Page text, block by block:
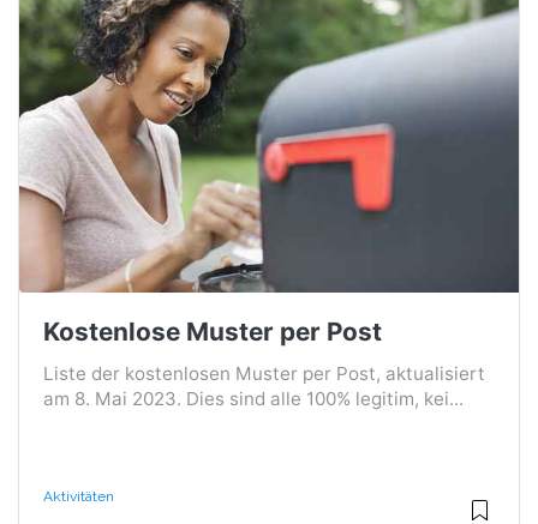
Kostenlose Muster per Post
Liste der kostenlosen Muster per Post, aktualisiert
am 8. Mai 2023. Dies sind alle 100% legitim, kei...
Aktivitäten